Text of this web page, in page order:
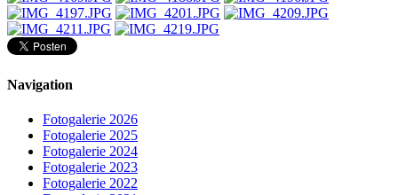
Navigation
Fotogalerie 2026
Fotogalerie 2025
Fotogalerie 2024
Fotogalerie 2023
Fotogalerie 2022